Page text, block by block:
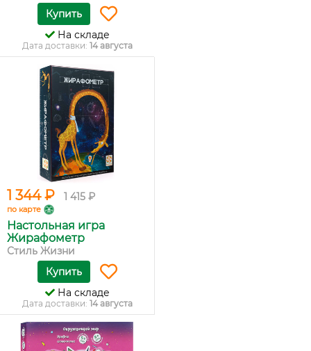
Купить
На складе
Дата доставки: 14 августа
1 344 ₽ 1 415 ₽
по карте
Настольная игра
Жирафометр
Стиль Жизни
Купить
На складе
Дата доставки: 14 августа